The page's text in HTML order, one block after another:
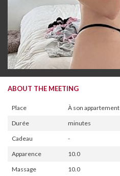
ABOUT THE MEETING
Place
À son appartement
Durée
minutes
Cadeau
-
Apparence
10.0
Massage
10.0